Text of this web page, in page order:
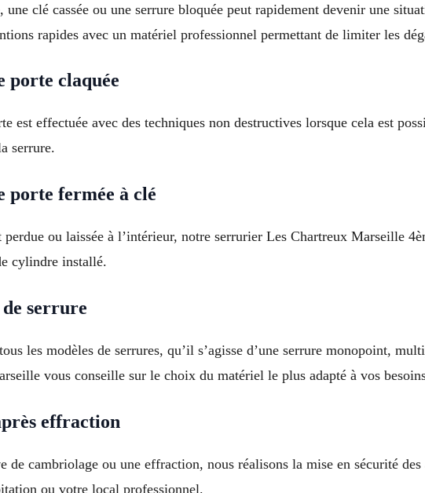
une clé cassée ou une serrure bloquée peut rapidement devenir une
rapides avec un matériel professionnel permettant de limiter les
porte claquée
est effectuée avec des techniques non destructives lorsque cela est
serrure.
porte fermée à clé
perdue ou laissée à l’intérieur, notre serrurier Les Chartreux Marseille
cylindre installé.
serrure
les modèles de serrures, qu’il s’agisse d’une serrure monopoint,
vous conseille sur le choix du matériel le plus adapté à vos
effraction
de cambriolage ou une effraction, nous réalisons la mise en sécurité
ou votre local professionnel.